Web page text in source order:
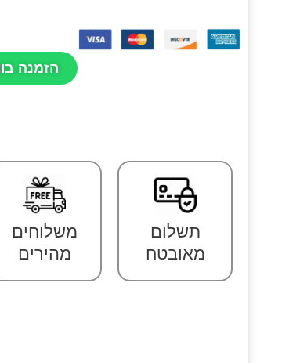
הזמנה
תשלום
מאובטח
משלוחים
מהירים